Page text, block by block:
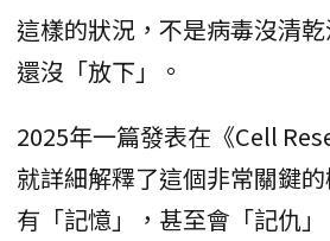
這樣的狀況，不是病毒沒清
還沒「放下」。
2025年一篇發表在《Cell
就詳細解釋了這個非常關鍵
有「記憶」，甚至會「記仇